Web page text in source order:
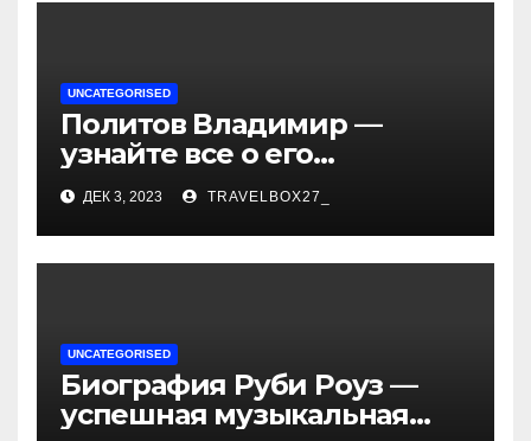
UNCATEGORISED
Политов Владимир —
узнайте все о его
биографии, возрасте и
впечатляющих
достижениях!
ДЕК 3, 2023 TRAVELBOX27_
UNCATEGORISED
Биография Руби Роуз —
успешная музыкальная